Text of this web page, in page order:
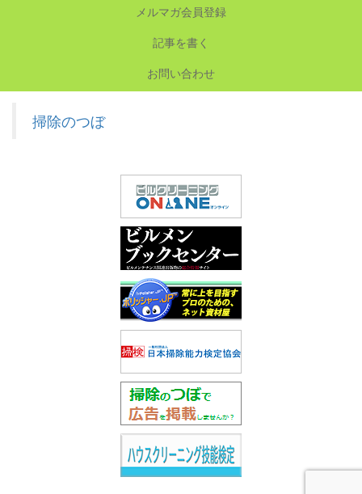
メルマガ会員登録
記事を書く
お問い合わせ
掃除のつぼ